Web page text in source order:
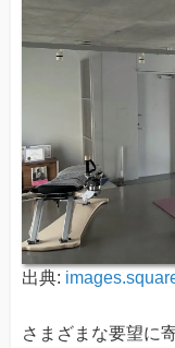
出典:
さまざまな要望に